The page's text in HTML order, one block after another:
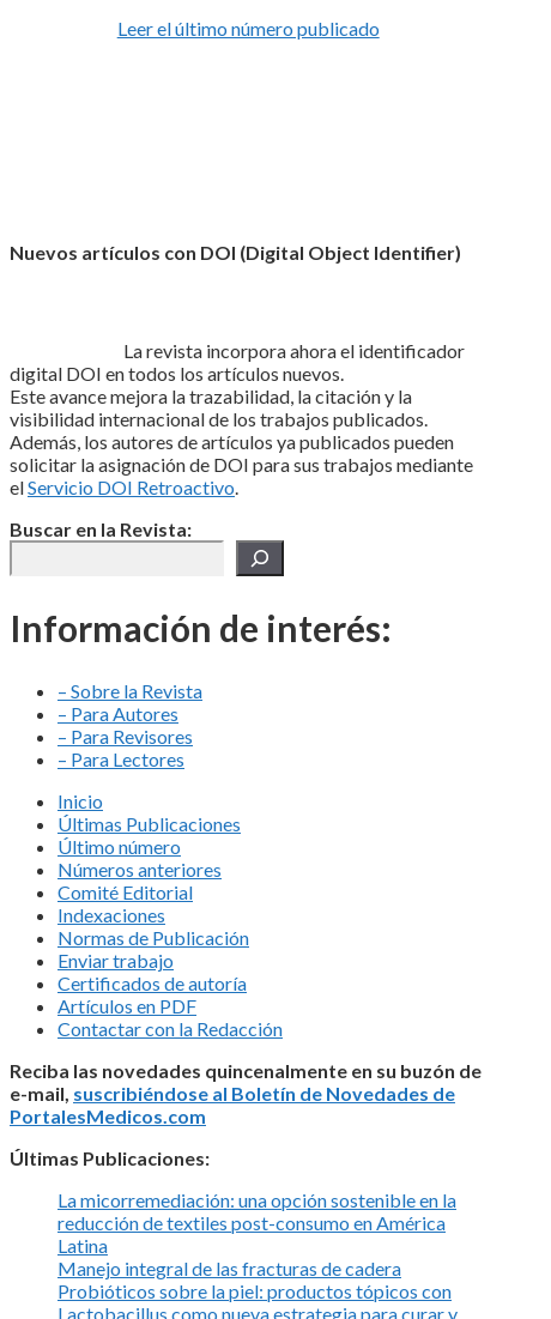
Leer el último número publicado
Nuevos artículos con DOI (Digital Object Identifier)
La revista incorpora ahora el identificador
digital DOI en todos los artículos nuevos.
Este avance mejora la trazabilidad, la citación y la
visibilidad internacional de los trabajos publicados.
Además, los autores de artículos ya publicados pueden
solicitar la asignación de DOI para sus trabajos mediante
elServicio DOI Retroactivo.
Buscar en la Revista:
Información de interés:
– Sobre la Revista
– Para Autores
– Para Revisores
– Para Lectores
Inicio
Últimas Publicaciones
Último número
Números anteriores
Comité Editorial
Indexaciones
Normas de Publicación
Enviar trabajo
Certificados de autoría
Artículos en PDF
Contactar con la Redacción
Reciba las novedades quincenalmente en su buzón de
e-mail, suscribiéndose al Boletín de Novedades de
PortalesMedicos.com
Últimas Publicaciones:
La micorremediación: una opción sostenible en la
reducción de textiles post-consumo en América
Latina
Manejo integral de las fracturas de cadera
Probióticos sobre la piel: productos tópicos con
Lactobacillus como nueva estrategia para curar y